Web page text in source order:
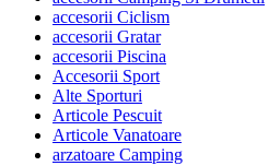
accesorii Ciclism
accesorii Gratar
accesorii Piscina
Accesorii Sport
Alte Sporturi
Articole Pescuit
Articole Vanatoare
arzatoare Camping